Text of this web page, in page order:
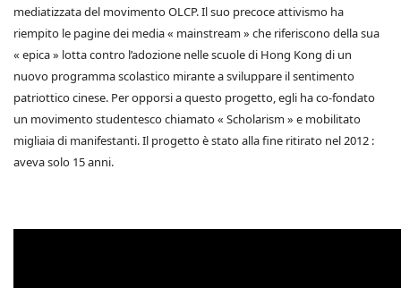
mediatizzata del movimento OLCP. Il suo precoce attivismo ha
riempito le pagine dei media « mainstream » che riferiscono della sua
« epica » lotta contro l’adozione nelle scuole di Hong Kong di un
nuovo programma scolastico mirante a sviluppare il sentimento
patriottico cinese. Per opporsi a questo progetto, egli ha co-fondato
un movimento studentesco chiamato « Scholarism » e mobilitato
migliaia di manifestanti. Il progetto è stato alla fine ritirato nel 2012 :
aveva solo 15 anni.